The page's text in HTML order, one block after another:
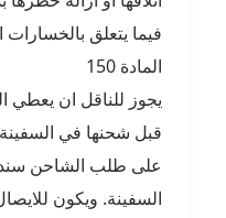
فيما يتعلق بالخسارات
المادة 150
يجوز للناقل ان يعطي
قبل شحنها في السفينة
على طلب الشاحن
السفينة. ويكون